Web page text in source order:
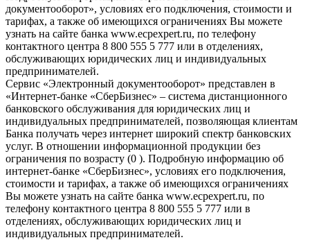
документооборот», условиях его подключения, стоимости и
тарифах, а также об имеющихся ограничениях Вы можете
узнать на сайте банка www.ecpexpert.ru, по телефону
контактного центра 8 800 555 5 777 или в отделениях,
обслуживающих юридических лиц и индивидуальных
предпринимателей.
Сервис «Электронный документооборот» представлен в
«Интернет-банке «СберБизнес» – система дистанционного
банковского обслуживания для юридических лиц и
индивидуальных предпринимателей, позволяющая клиентам
Банка получать через интернет широкий спектр банковских
услуг. В отношении информационной продукции без
ограничения по возрасту (0 ). Подробную информацию об
интернет-банке «СберБизнес», условиях его подключения,
стоимости и тарифах, а также об имеющихся ограничениях
Вы можете узнать на сайте банка www.ecpexpert.ru, по
телефону контактного центра 8 800 555 5 777 или в
отделениях, обслуживающих юридических лиц и
индивидуальных предпринимателей.